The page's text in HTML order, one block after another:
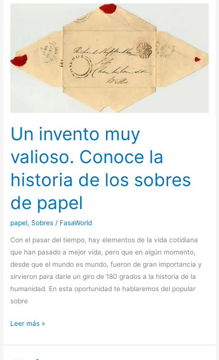
Un invento muy
valioso. Conoce la
historia de los sobres
de papel
papel, Sobres / FasaWorld
Con el pasar del tiempo, hay elementos de la vida cotidiana
que han pasado a mejor vida, pero que en algún momento,
desde que el mundo es mundo, fueron de gran importancia y
sirvieron para darle un giro de 180 grados a la historia de la
humanidad. En esta oportunidad te hablaremos del popular
sobre
Un
muy
Leer más »